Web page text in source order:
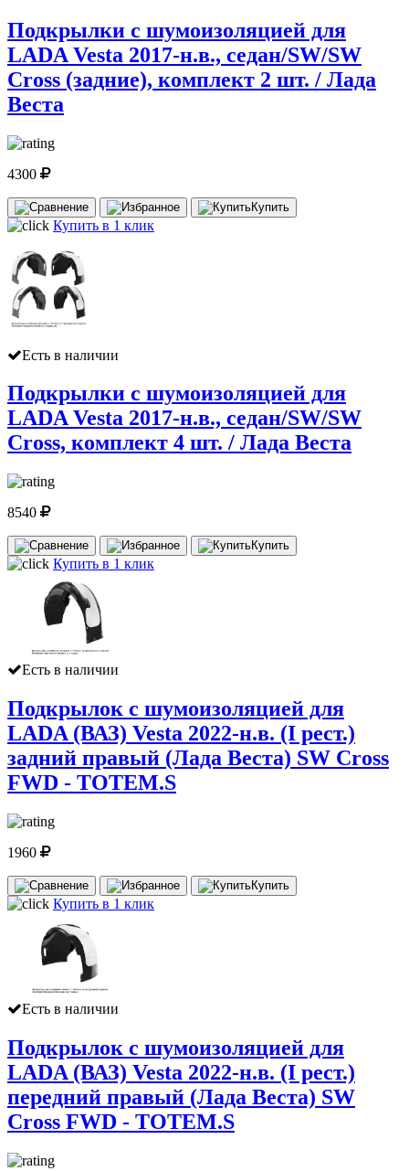
Подкрылки с шумоизоляцией для
LADA Vesta 2017-н.в., седан/SW/SW
Cross (задние), комплект 2 шт. / Лада
Веста
4300
Купить
Купить в 1 клик
Есть в наличии
Подкрылки с шумоизоляцией для
LADA Vesta 2017-н.в., седан/SW/SW
Cross, комплект 4 шт. / Лада Веста
8540
Купить
Купить в 1 клик
Есть в наличии
Подкрылок с шумоизоляцией для
LADA (ВАЗ) Vesta 2022-н.в. (I рест.)
задний правый (Лада Веста) SW Cross
FWD - TOTEM.S
1960
Купить
Купить в 1 клик
Есть в наличии
Подкрылок с шумоизоляцией для
LADA (ВАЗ) Vesta 2022-н.в. (I рест.)
передний правый (Лада Веста) SW
Cross FWD - TOTEM.S